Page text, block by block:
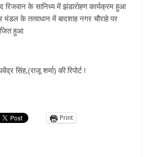
रिजवान के सानिध्य में झंडारोहण कार्यक्रम हुआ
मंडल के तत्वाधान में बादशाह नगर चौराहे पर
हुआ
सिंह,(राजू शर्मा) की रिपोर्ट !
Print